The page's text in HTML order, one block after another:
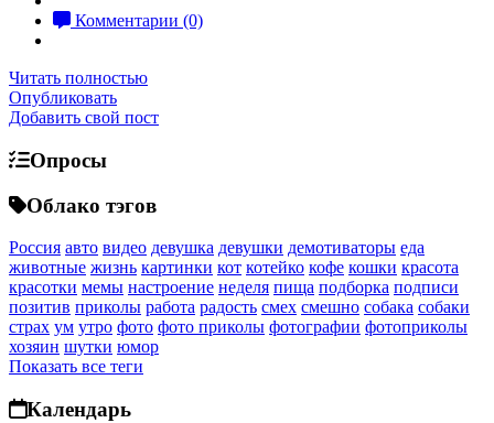
Комментарии (0)
Читать полностью
Опубликовать
Добавить свой пост
Опросы
Облако тэгов
Россия авто видео девушка девушки демотиваторы еда
животные жизнь картинки кот котейко кофе кошки красота
красотки мемы настроение неделя пища подборка подписи
позитив приколы работа радость смех смешно собака собаки
страх ум утро фото фото приколы фотографии фотоприколы
хозяин шутки юмор
Показать все теги
Календарь